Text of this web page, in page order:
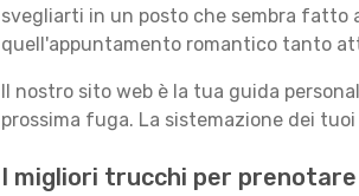
svegliarti in un posto che sembra fatto
quell'appuntamento romantico tanto
Il nostro sito web è la tua guida
prossima fuga. La sistemazione dei
I migliori trucchi per